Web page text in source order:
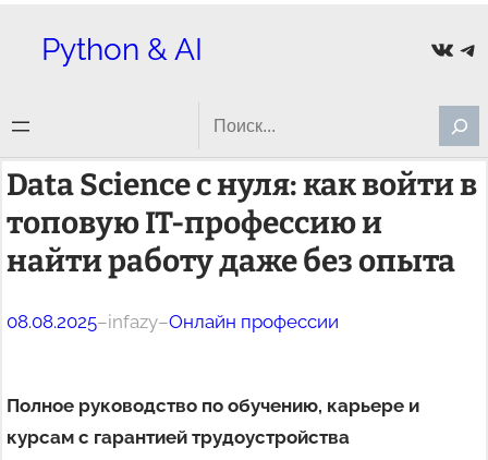
Python & AI
Search
Data Science с нуля: как войти в
топовую IT-профессию и
найти работу даже без опыта
08.08.2025–infazy–Онлайн профессии
Полное руководство по обучению, карьере и
курсам с гарантией трудоустройства